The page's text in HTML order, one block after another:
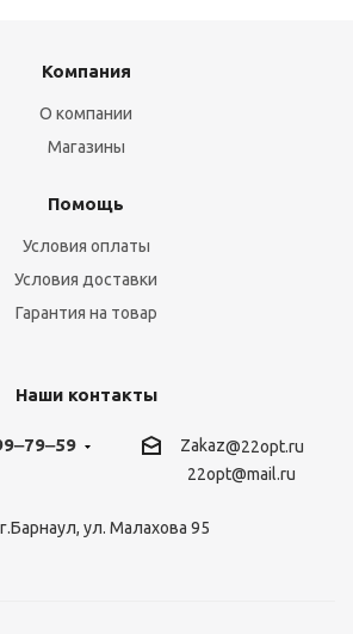
Компания
О компании
Магазины
Помощь
Условия оплаты
Условия доставки
Гарантия на товар
Наши контакты
Zakaz@22opt.ru
22opt@mail.ru
г.Барнаул, ул. Малахова 95